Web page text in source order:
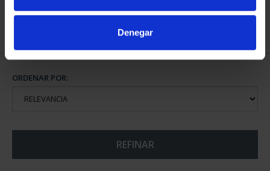
Denegar
ORDENAR POR:
REFINAR